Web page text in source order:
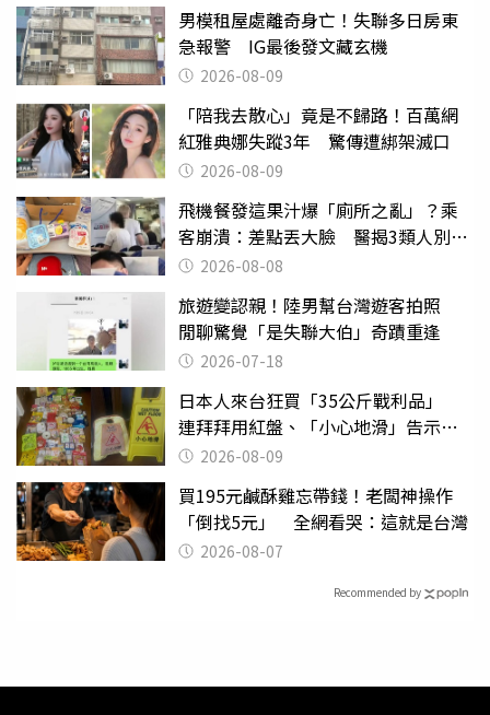
男模租屋處離奇身亡！失聯多日房東
急報警 IG最後發文藏玄機
2026-08-09
「陪我去散心」竟是不歸路！百萬網
紅雅典娜失蹤3年 驚傳遭綁架滅口
2026-08-09
飛機餐發這果汁爆「廁所之亂」？乘
客崩潰：差點丟大臉 醫揭3類人別亂
喝 2026-08-08
旅遊變認親！陸男幫台灣遊客拍照
閒聊驚覺「是失聯大伯」奇蹟重逢
2026-07-18
日本人來台狂買「35公斤戰利品」
連拜拜用紅盤、「小心地滑」告示牌
也帶回家
2026-08-09
買195元鹹酥雞忘帶錢！老闆神操作
「倒找5元」 全網看哭：這就是台灣
2026-08-07
Recommended by